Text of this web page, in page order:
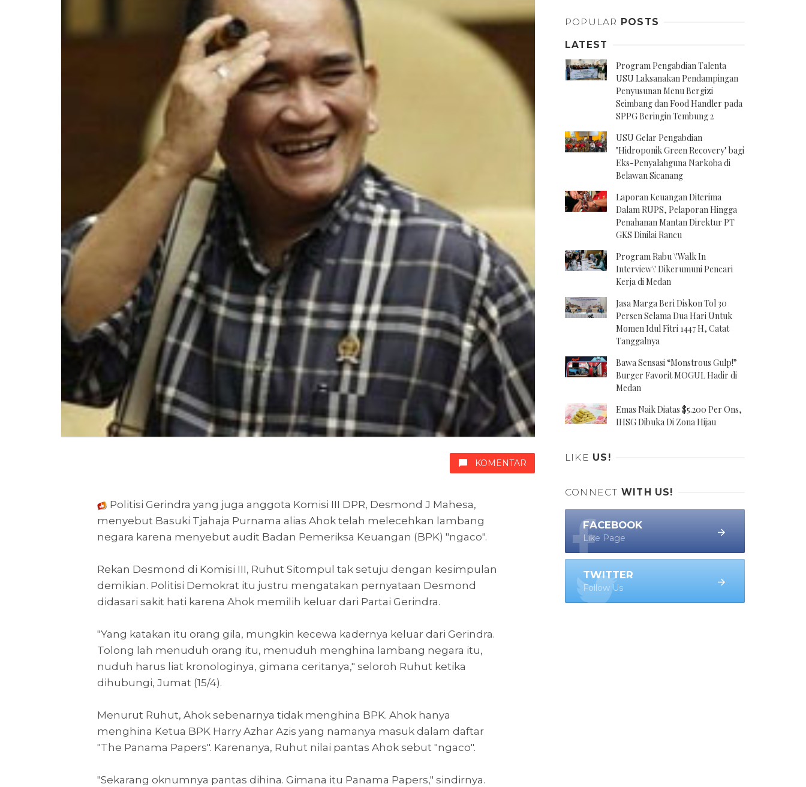
KOMENTAR
Politisi Gerindra yang juga anggota Komisi III DPR, Desmond J Mahesa,
menyebut Basuki Tjahaja Purnama alias Ahok telah melecehkan lambang
negara karena menyebut audit Badan Pemeriksa Keuangan (BPK) "ngaco".
Rekan Desmond di Komisi III, Ruhut Sitompul tak setuju dengan kesimpulan
demikian. Politisi Demokrat itu justru mengatakan pernyataan Desmond
didasari sakit hati karena Ahok memilih keluar dari Partai Gerindra.
"Yang katakan itu orang gila, mungkin kecewa kadernya keluar dari Gerindra.
Tolong lah menuduh orang itu, menuduh menghina lambang negara itu,
nuduh harus liat kronologinya, gimana ceritanya," seloroh Ruhut ketika
dihubungi, Jumat (15/4).
Menurut Ruhut, Ahok sebenarnya tidak menghina BPK. Ahok hanya
menghina Ketua BPK Harry Azhar Azis yang namanya masuk dalam daftar
"The Panama Papers". Karenanya, Ruhut nilai pantas Ahok sebut "ngaco".
"Sekarang oknumnya pantas dihina. Gimana itu Panama Papers," sindirnya.
POPULAR POSTS
LATEST
Program Pengabdian Talenta
USU Laksanakan Pendampingan
Penyusunan Menu Bergizi
Seimbang dan Food Handler pada
SPPG Beringin Tembung 2
USU Gelar Pengabdian
"Hidroponik Green Recovery" bagi
Eks-Penyalahguna Narkoba di
Belawan Sicanang
Laporan Keuangan Diterima
Dalam RUPS, Pelaporan Hingga
Penahanan Mantan Direktur PT
GKS Dinilai Rancu
Program Rabu \'Walk In
Interview\' Dikerumuni Pencari
Kerja di Medan
Jasa Marga Beri Diskon Tol 30
Persen Selama Dua Hari Untuk
Momen Idul Fitri 1447 H, Catat
Tanggalnya
Bawa Sensasi “Monstrous Gulp!”
Burger Favorit MOGUL Hadir di
Medan
Emas Naik Diatas $5.200 Per Ons,
IHSG Dibuka Di Zona Hijau
LIKE US!
CONNECT WITH US!
FACEBOOK
Like Page
TWITTER
Follow Us